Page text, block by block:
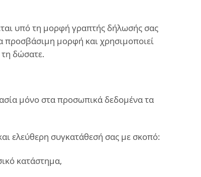
υπό τη μορφή γραπτής δήλωσής σας
προσβάσιμη μορφή και χρησιμοποιεί
δώσατε.
μόνο στα προσωπικά δεδομένα τα
ελεύθερη συγκατάθεσή σας με σκοπό:
κατάστημα,